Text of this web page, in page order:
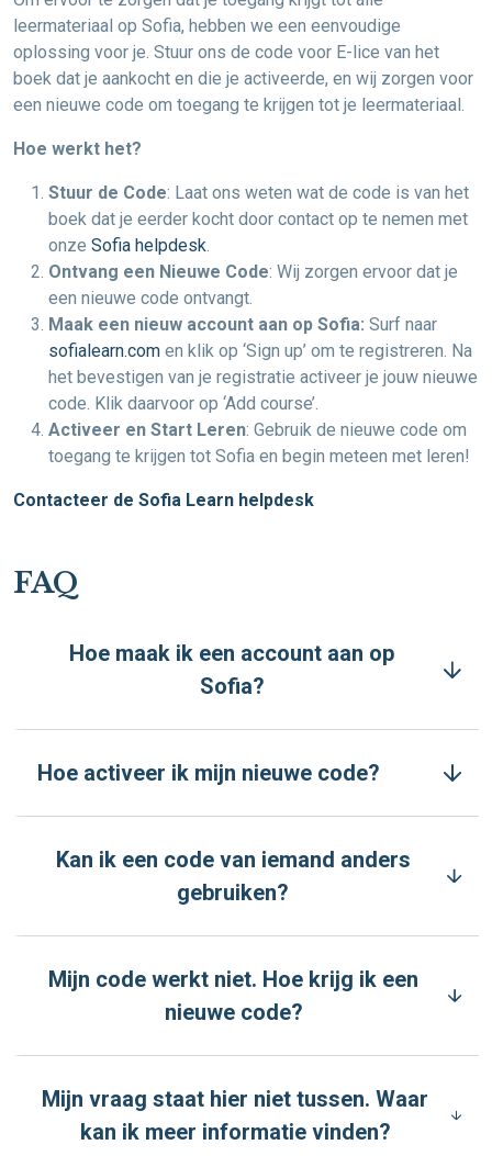
leermateriaal op Sofia, hebben we een eenvoudige
oplossing voor je. Stuur ons de code voor E-lice van het
boek dat je aankocht en die je activeerde, en wij zorgen voor
een nieuwe code om toegang te krijgen tot je leermateriaal.
Hoe werkt het?
Stuur de Code: Laat ons weten wat de code is van het
boek dat je eerder kocht door contact op te nemen met
onze Sofia helpdesk.
Ontvang een Nieuwe Code: Wij zorgen ervoor dat je
een nieuwe code ontvangt.
Maak een nieuw account aan op Sofia: Surf naar
sofialearn.com en klik op ‘Sign up’ om te registreren. Na
het bevestigen van je registratie activeer je jouw nieuwe
code. Klik daarvoor op ‘Add course’.
Activeer en Start Leren: Gebruik de nieuwe code om
toegang te krijgen tot Sofia en begin meteen met leren!
Contacteer de Sofia Learn helpdesk
FAQ
Hoe maak ik een account aan op
Sofia?
Hoe activeer ik mijn nieuwe code?
Kan ik een code van iemand anders
gebruiken?
Mijn code werkt niet. Hoe krijg ik een
nieuwe code?
Mijn vraag staat hier niet tussen. Waar
kan ik meer informatie vinden?